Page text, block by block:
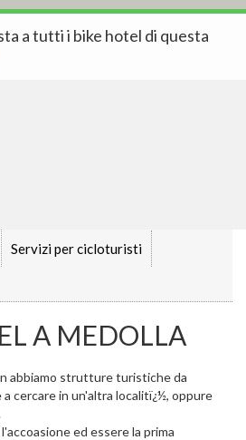
a tutti i bike hotel di questa
Servizi per cicloturisti
A MEDOLLA
abbiamo strutture turistiche da
cercare in un'altra localitï¿½, oppure
ed essere la prima